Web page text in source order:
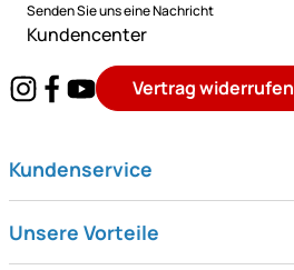
Senden Sie uns eine Nachricht
Kundencenter
Vertrag widerrufen
Kundenservice
Unsere Vorteile